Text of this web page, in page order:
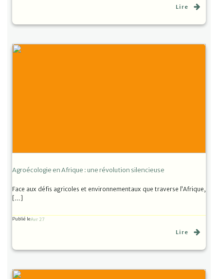
Lire
Agroécologie en Afrique : une révolution silencieuse
Face aux défis agricoles et environnementaux que traverse l’Afrique,
[…]
Publié leAvr 27
Lire